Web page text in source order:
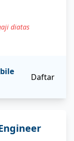
diatas
Daftar